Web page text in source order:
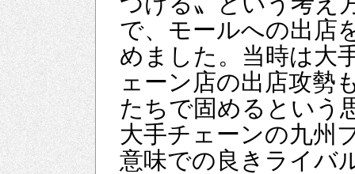
で、モールへの出店
めました。当時は大
ェーン店の出店攻勢
たちで固めるという
大手チェーンの九州
意味での良きライバ